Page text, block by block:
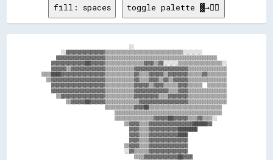
fill: spaces toggle palette ▓→✊🏽
        ░░▓▓▓▓▓▓▓▓▓▓▓▓▓▓▓▓▒▒▒▒▒▒▒▒▒▒▒▒▒▒▒▒▒▒▒▒▒▒▒▒▒▒▒▒▒▒▒▒░░░░░░░░
      ▓▓▓▓▓▓▓▓▓▓▓▓▓▓▓▓▓▓▓▓▒▒▒▒▒▒▒▒▒▒▒▒▒▒▒▒▒▒▒▒▒▒▒▒▒▒▒▒▒▒▒▒▒▒▒▒▒▒▒▒▒▒▒▒▒▒
    ▓▓▓▓▓▓▓▓▓▓▓▓▓▓██▓▓▓▓▓▓▒▒▒▒▒▒▒▒▒▒▒▒▒▒▒▒▓▓▓▓▒▒▓▓░░░░░░▒▒▒▒▒▒▒▒▒▒▒▒▒▒▒▒▒▒░░
    ▓▓▓▓▓▓▒▒▓▓▓▓▓▓▓▓▓▓▓▓▓▓▒▒▒▒▒▒▒▒▒▒▒▒▓▓▓▓▓▓▓▓▓▓▓▓▓▓▓▓▓▓▓▓▓▓▒▒▒▒▒▒▒▒▒▒▒▒▒▒▒▒
▒▒▒▒████▓▓▓▓▓▓▓▓▓▓▓▓▓▓▓▓▓▓▒▒▒▒▒▒▒▒▒▒▒▒▓▓▒▒▒▒▓▓▓▓▓▓▒▒▓▓▓▓▓▓▓▓▒▒▒▒▒▒▓▓▒▒▒▒▒▒▒▒
  ▒▒▓▓▓▓▓▓▓▓▓▓▓▓▓▓▓▓▓▓▓▓▓▓▒▒▒▒▒▒▒▒▒▒▒▒▓▓▒▒▒▒▓▓▓▓▒▒▓▓▒▒▓▓▓▓▓▓▒▒▒▒▒▒▒▒▒▒▒▒▒▒▒▒
    ▓▓▓▓▓▓▓▓▓▓▓▓▓▓▓▓▓▓▓▓▓▓▒▒▒▒▒▒▒▒▒▒▒▒▓▓▓▓▓▓▒▒▓▓▓▓▒▒▒▒▒▒▓▓▓▓▒▒▒▒▒▒  ▒▒▒▒▒▒▒▒
    ▓▓▓▓▓▓▓▓▓▓▓▓▓▓▓▓▓▓▓▓▓▓▒▒▒▒▒▒▒▒▒▒▒▒▓▓▓▓▓▓▓▓▓▓▓▓▓▓▒▒▒▒▓▓▓▓▒▒▒▒▒▒▒▒▒▒▒▒▒▒▒▒
      ▒▒▓▓▓▓▓▓▓▓▓▓▓▓▓▓▓▓▓▓▒▒▒▒▒▒▒▒▒▒▒▒▓▓▓▓▓▓▓▓▓▓▒▒▒▒▓▓▓▓▓▓▓▓▒▒▒▒▒▒▒▒▒▒▒▒▒▒▒▒
          ▒▒▓▓▓▓▓▓██▓▓▓▓▓▓▒▒▒▒▒▒▒▒▒▒▒▒▒▒▓▓▓▓▓▓▓▓▓▓▓▓▓▓▓▓▓▓▓▓▒▒▒▒▒▒▒▒▒▒▒▒▒▒▒▒
                          ▒▒▒▒▒▒▒▒▒▒▒▒▓▓▓▓██▒▒▒▒▒▒▒▒▒▒▒▒▒▒▒▒▒▒▒▒▒▒▒▒▒▒▒▒▒▒
                              ▒▒▒▒▒▒▒▒▒▒▒▒▒▒▒▒▒▒▒▒▒▒▒▒▒▒▒▒▒▒▒▒▒▒▒▒▒▒▒▒▒▒▒▒
                              ▒▒▒▒▒▒▒▒▒▒▒▒▒▒▒▒▓▓▓▓▓▓██▓▓▓▓▓▓▒▒▒▒▓▓▒▒▒▒░░
                                  ▒▒▓▓▓▓▒▒▒▒▓▓▓▓▓▓▓▓▓▓▓▓▓▓▓▓▓▓██████▓▓
                                    ▓▓▓▓▒▒▒▒▓▓▓▓▓▓▓▓▓▓▓▓████████
                                    ▓▓▓▓▒▒▒▒▓▓▓▓▓▓▓▓▓▓▓▓████
                                    ▓▓▓▓▒▒▒▒▓▓▓▓▓▓▓▓▓▓▓▓▓▓▓▓
                                  ▒▒▓▓▓▓▒▒▒▒▓▓▓▓▓▓▓▓▓▓▓▓▓▓▓▓
                                  ░░▓▓▒▒▒▒▒▒▓▓▓▓▓▓▓▓▓▓▓▓▓▓▓▓
                                      ▒▒▒▒▓▓▓▓▓▓▓▓▓▓▓▓▓▓██▓▓▓▓